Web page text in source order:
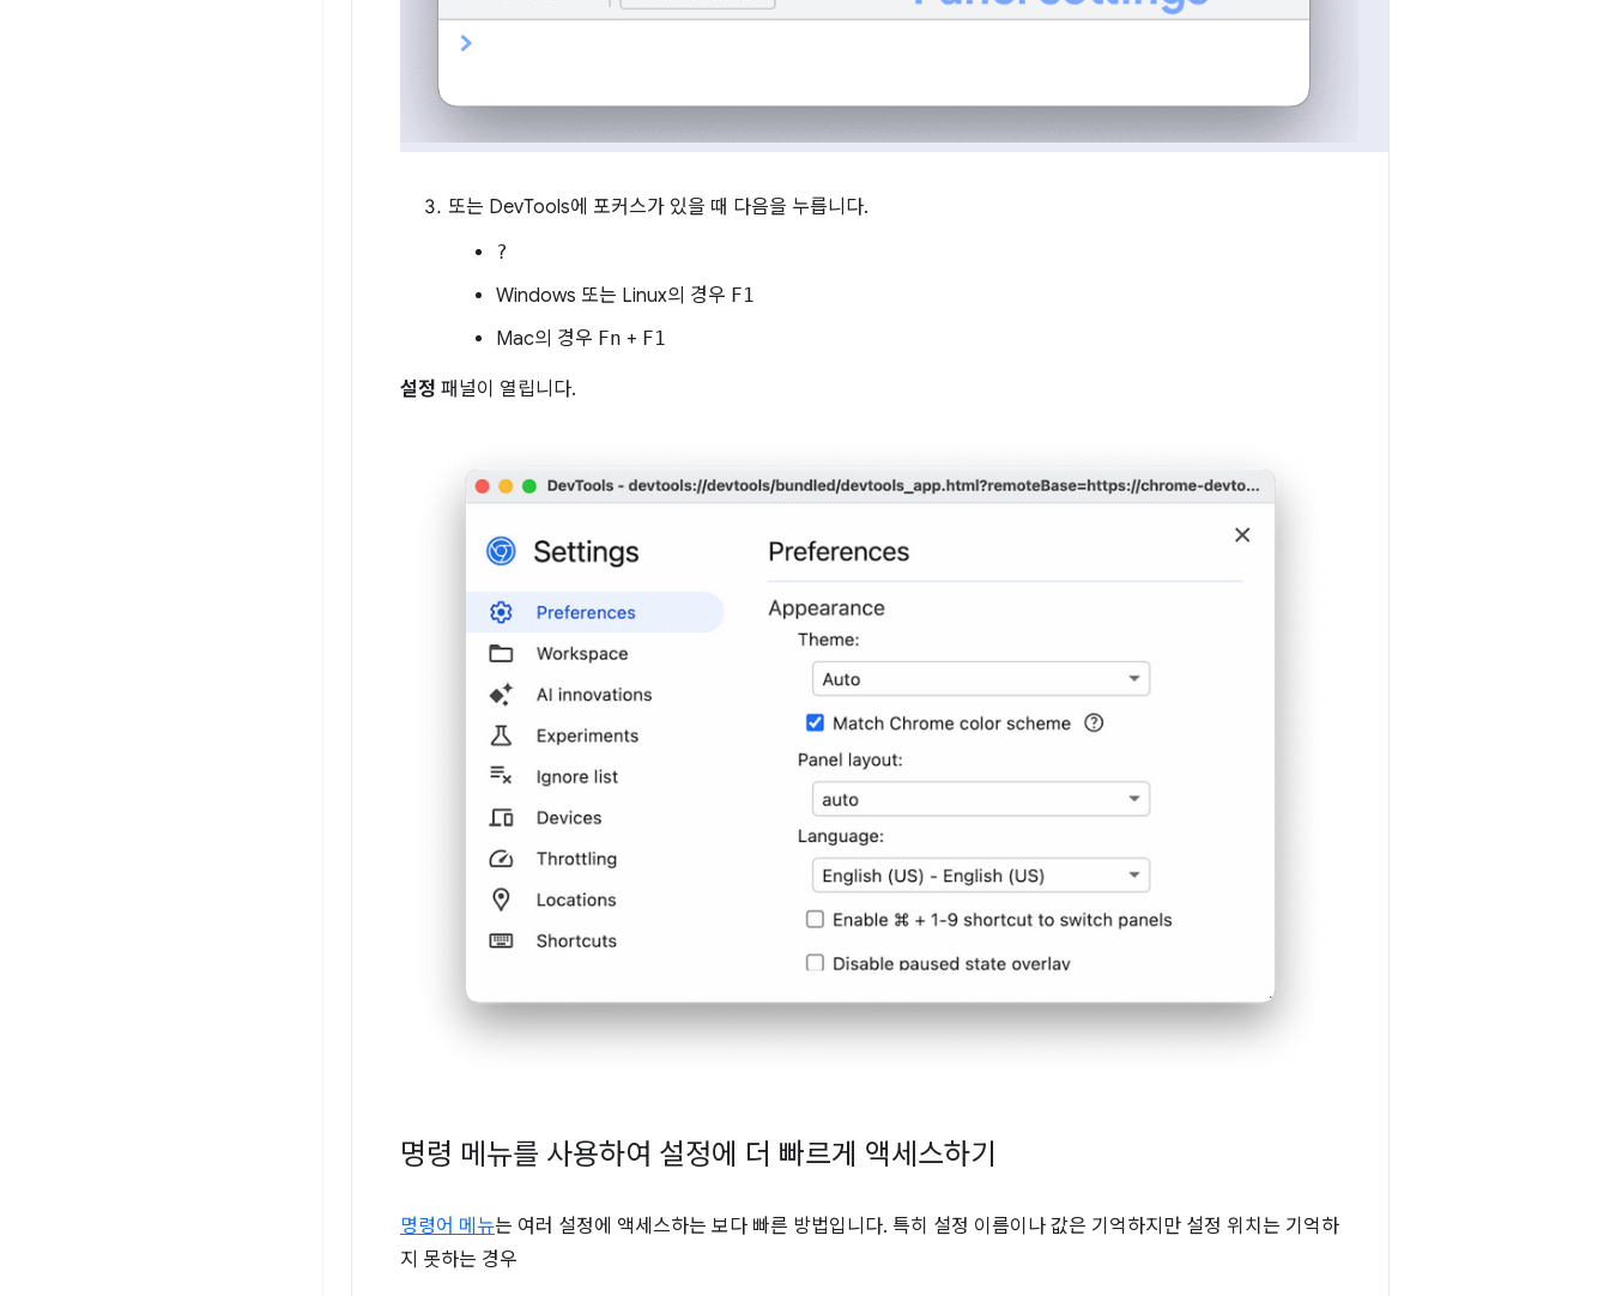
또는 DevTools에 포커스가 있을 때 다음을 누릅니다.
?
Windows 또는 Linux의 경우 F1
Mac의 경우 Fn + F1
설정 패널이 열립니다.
명령 메뉴를 사용하여 설정에 더 빠르게 액세스하기
명령어 메뉴는 여러 설정에 액세스하는 보다 빠른 방법입니다. 특히 설정 이름이나 값은 기억하지만 설정 위치는 기억하
지 못하는 경우